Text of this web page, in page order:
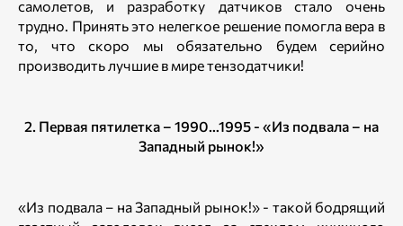
самолетов, и разработку датчиков стало очень
трудно. Принять это нелегкое решение помогла вера в
то, что скоро мы обязательно будем серийно
производить лучшие в мире тензодатчики!
2. Первая пятилетка – 1990…1995 - «Из подвала – на
Западный рынок!»
«Из подвала – на Западный рынок!» - такой бодрящий